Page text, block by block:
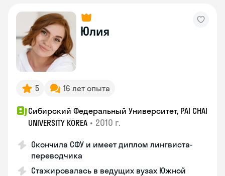
Юлия
5 16 лет опыта
Сибирский Федеральный Университет, PAI CHAI
UNIVERSITY KOREA • 2010 г.
Окончила СФУ и имеет диплом лингвиста-
переводчика
Стажировалась в ведущих вузах Южной